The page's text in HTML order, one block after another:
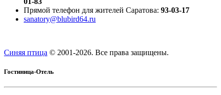
Прямой телефон для жителей Саратова: 93-03-17
sanatory@blubird64.ru
Синяя птица © 2001-2026. Все права защищены.
Гостиница-Отель